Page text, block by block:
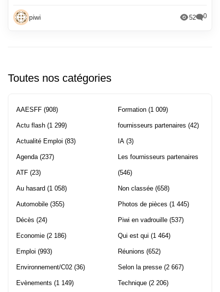
piwi 52 0
Toutes nos catégories
AAESFF (908)
Actu flash (1 299)
Actualité Emploi (83)
Agenda(237)
ATF (23)
Au hasard (1 058)
Automobile (355)
Décès (24)
Economie (2 186)
Emploi (993)
Environnement/C02 (36)
Evènements (1 149)
Formation (1 009)
fournisseurs partenaires (42)
IA (3)
Les fournisseurs partenaires
(546)
Non classée (658)
Photos de pièces (1 445)
Piwi en vadrouille (537)
Qui est qui (1 464)
Réunions (652)
Selon la presse (2 667)
Technique (2 206)